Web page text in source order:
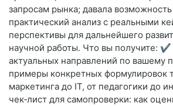
запросам рынка; давала
практический анализ с реальными
перспективы для дальнейшего
научной работы. Что вы получите: ✔
актуальных направлений по
примеры конкретных формулировок
маркетинга до IT, от педагогики до
чек‑лист для самопроверки: как